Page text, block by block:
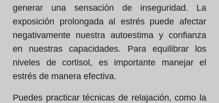
generar una sensación de inseguridad. La
exposición prolongada al estrés puede afectar
negativamente nuestra autoestima y confianza
en nuestras capacidades. Para equilibrar los
niveles de cortisol, es importante manejar el
estrés de manera efectiva.
Puedes practicar técnicas de relajación, como la